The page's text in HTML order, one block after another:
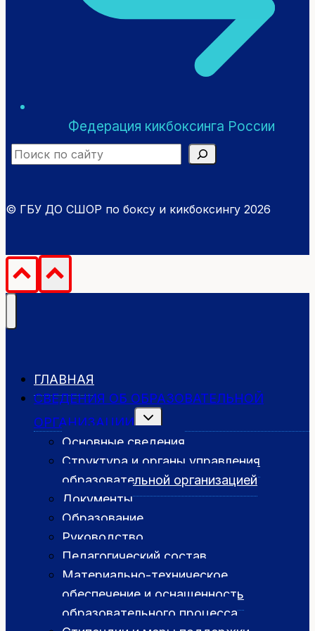
Федерация кикбоксинга России
Search
© ГБУ ДО СШОР по боксу и кикбоксингу 2026
ГЛАВНАЯ
СВЕДЕНИЯ ОБ ОБРАЗОВАТЕЛЬНОЙ
ОРГАНИЗАЦИИ
Переключить
дочернее
Основные сведения
Структура и органы управления
образовательной организацией
Документы
Образование
Руководство
Педагогический состав
Материально-техническое
обеспечение и оснащенность
образовательного процесса